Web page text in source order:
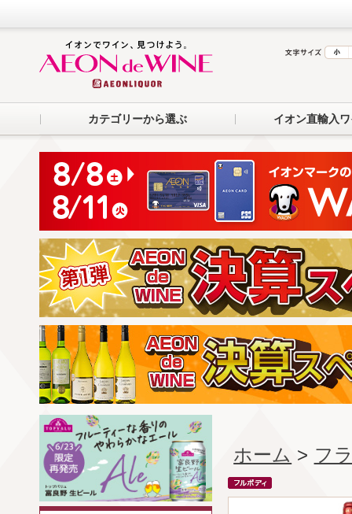
カテゴリーから選ぶ イオン直輸入
ホーム > フ